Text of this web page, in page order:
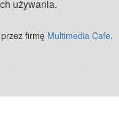
używania.
firmę Multimedia Cafe.